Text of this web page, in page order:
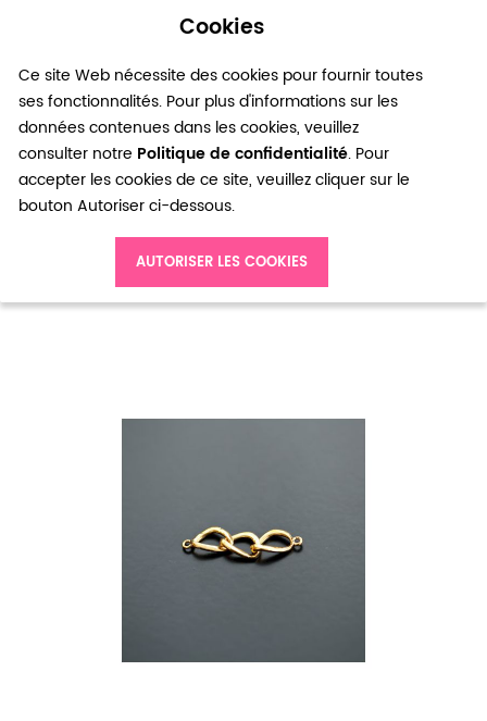
Cookies
Ce site Web nécessite des cookies pour fournir toutes
ses fonctionnalités. Pour plus d'informations sur les
données contenues dans les cookies, veuillez
consulter notre Politique de confidentialité. Pour
accepter les cookies de ce site, veuillez cliquer sur le
bouton Autoriser ci-dessous.
AUTORISER LES COOKIES
0
Connecteur Chaîne 26x6mm Doré x 1pc